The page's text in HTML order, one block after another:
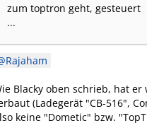
zum toptron geht, gesteuert
...
Rajaham
Blacky oben schrieb, hat
(Ladegerät "CB-516",
keine "Dometic" bzw.